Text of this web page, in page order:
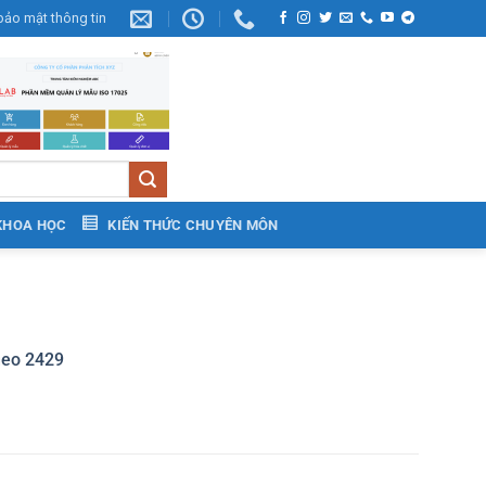
mật thông tin
HỌC KIẾN THỨC CHUYÊN MÔN
2429